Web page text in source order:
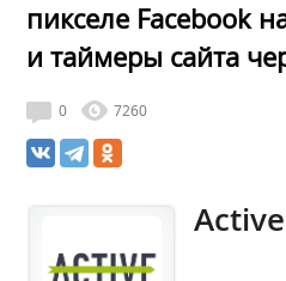
пикселе Facebook
и таймеры сайта
0 7260